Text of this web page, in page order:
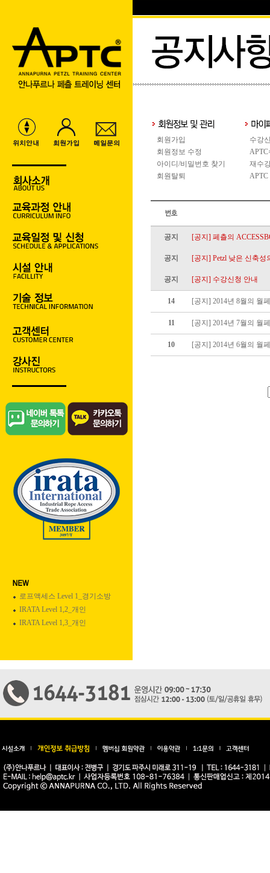
로프액세스 Level 1_경기소방
IRATA Level 1,2_개인
IRATA Level 1,3_개인
회원가입
회원정보 수정
아이디/비밀번호 찾기
회원탈퇴
수강
재수
APTC
공지 [공지] 페츨의
공지 [공지] Petzl 낮은 신축
공지 [공지] 수강신청 안내
14 [공지] 2014년 8월의 월
11 [공지] 2014년 7월의 월
10 [공지] 2014년 6월의 월